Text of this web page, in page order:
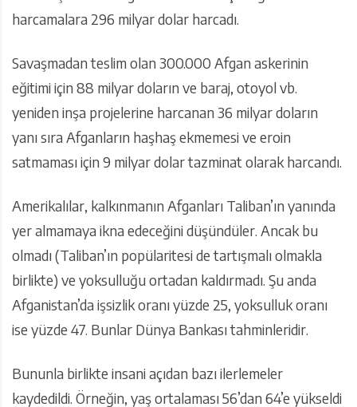
harcamalara 296 milyar dolar harcadı.
Savaşmadan teslim olan 300.000 Afgan askerinin
eğitimi için 88 milyar doların ve baraj, otoyol vb.
yeniden inşa projelerine harcanan 36 milyar doların
yanı sıra Afganların haşhaş ekmemesi ve eroin
satmaması için 9 milyar dolar tazminat olarak harcandı.
Amerikalılar, kalkınmanın Afganları Taliban’ın yanında
yer almamaya ikna edeceğini düşündüler. Ancak bu
olmadı (Taliban’ın popülaritesi de tartışmalı olmakla
birlikte) ve yoksulluğu ortadan kaldırmadı. Şu anda
Afganistan’da işsizlik oranı yüzde 25, yoksulluk oranı
ise yüzde 47. Bunlar Dünya Bankası tahminleridir.
Bununla birlikte insani açıdan bazı ilerlemeler
kaydedildi. Örneğin, yaş ortalaması 56’dan 64’e yükseldi